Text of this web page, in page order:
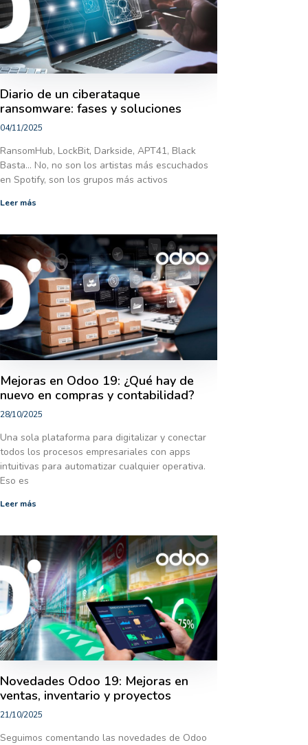
Diario de un ciberataque
ransomware: fases y soluciones
04/11/2025
RansomHub, LockBit, Darkside, APT41, Black
Basta… No, no son los artistas más escuchados
en Spotify, son los grupos más activos
Leer más
Mejoras en Odoo 19: ¿Qué hay de
nuevo en compras y contabilidad?
28/10/2025
Una sola plataforma para digitalizar y conectar
todos los procesos empresariales con apps
intuitivas para automatizar cualquier operativa.
Eso es
Leer más
Novedades Odoo 19: Mejoras en
ventas, inventario y proyectos
21/10/2025
Seguimos comentando las novedades de Odoo